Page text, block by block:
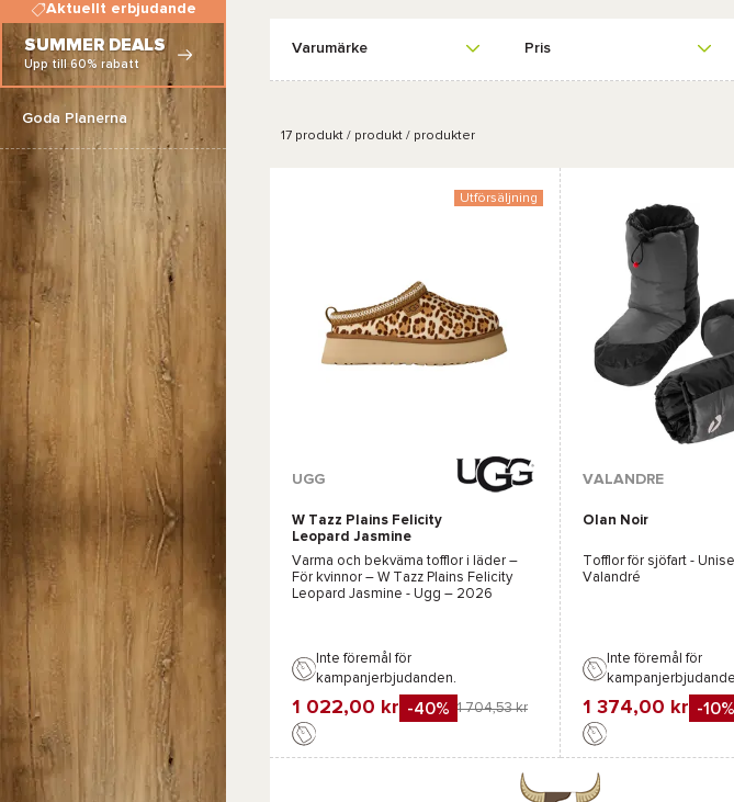
Aktuellt erbjudande
SUMMER DEALS
Upp till 60% rabatt
Goda Planerna
Varumärke Pris
17 produkt / produkt / produkter
Utförsäljning
UGG
W Tazz Plains Felicity
Leopard Jasmine
Varma och bekväma tofflor i läder –
För kvinnor – W Tazz Plains Felicity
Leopard Jasmine - Ugg – 2026
Inte föremål för
kampanjerbjudanden.
1 022,00 kr -40% 1 704,53 kr
VALANDRE
Olan Noir
Tofflor för sjöfart -
Valandré
Inte föremål för
1 374,00 kr -10%